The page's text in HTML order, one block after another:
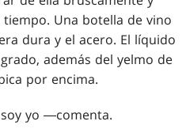
Una botella de vino
dura y el acero. El líquido
además del yelmo de
por encima.
yo ―comenta.